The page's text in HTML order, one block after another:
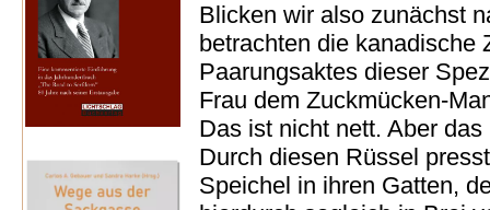
Blicken wir also zunächst
betrachten die kanadische
Paarungsaktes dieser
Frau dem Zuckmücken-
Das ist nicht nett. Aber
Durch diesen Rüssel
Speichel in ihren Gatten,